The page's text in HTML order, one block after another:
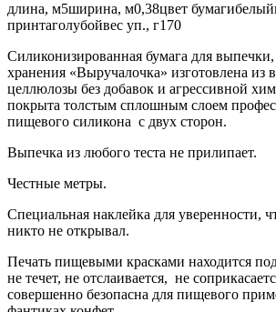
длина, м5ширина, м0,38цвет бумагибелый
принтаголубойвес уп., г170
Силиконизированная бумага для
хранения «Выручалочка» изготовлена из
целлюлозы без добавок и агрессивной
покрыта толстым сплошным слоем
пищевого силикона с двух сторон.
Выпечка из любого теста не прилипает.
Честные метры.
Специальная наклейка для уверенности,
никто не открывал.
Печать пищевыми красками находится
не течет, не отслаивается, не
совершенно безопасна для пищевого